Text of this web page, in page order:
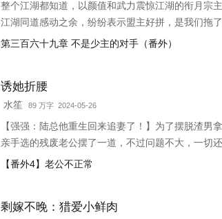
整个江湖都知道，以颜值和武力震惊江湖的衔月宗
江湖同道感动之余，纷纷表示盟主好拼，是我们拖
无所谓，我主要是喜欢当后娘。
第三百六十九章 不是少主的对手（番外）
诱她折腰
水笙 89 万字 2024-05-26
【强强：陆总他重生回来追妻了！】为了摆脱渣
亲手选的残废老公摆了一道，不过问题不大，一切
的时候，许云禾不淡定了，这个权势滔天的偏执狂
【番外4】老公不正常
剩嫁不晚：猎爱小鲜肉